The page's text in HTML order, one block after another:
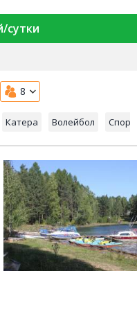
сутки
8
Катера Волейбол